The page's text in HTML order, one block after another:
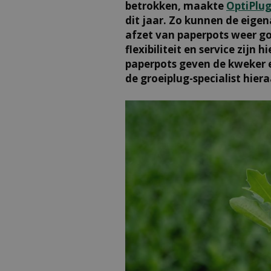
betrokken, maakte OptiPlug
dit jaar. Zo kunnen de
afzet van paperpots weer
flexibiliteit en service zijn
paperpots geven de
de groeiplug-specialist